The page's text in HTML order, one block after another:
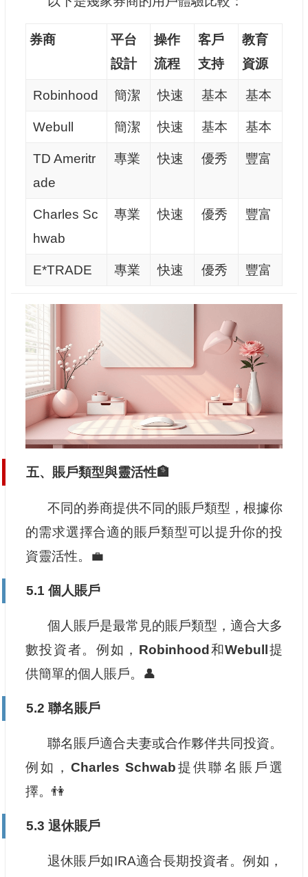
券商
平台
設計
操作
流程
客戶
支持
教育
資源
Robinhood 簡潔 快速 基本 基本
Webull 簡潔 快速 基本 基本
TD Ameritr
ade
專業 快速 優秀 豐富
Charles Sc
hwab
專業 快速 優秀 豐富
E*TRADE 專業 快速 優秀 豐富
五、賬戶類型與靈活性🏦
不同的券商提供不同的賬戶類型，根據你
的需求選擇合適的賬戶類型可以提升你的投
資靈活性。💼
5.1 個人賬戶
個人賬戶是最常見的賬戶類型，適合大多
數投資者。例如， Robinhood 和Webull 提
供簡單的個人賬戶。👤
5.2 聯名賬戶
聯名賬戶適合夫妻或合作夥伴共同投資。
例如， Charles Schwab提供聯名賬戶選
擇。👫
5.3 退休賬戶
退休賬戶如IRA適合長期投資者。例如，